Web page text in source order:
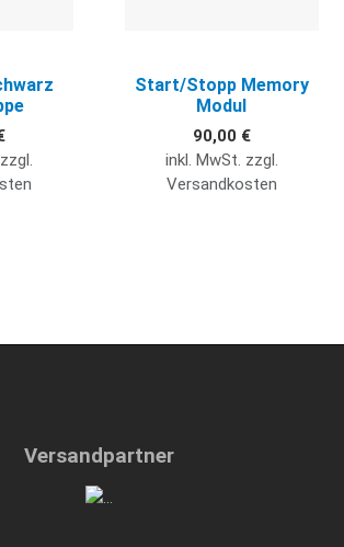
Start/Stopp Memory
Modul
90,00 €
inkl. MwSt. zzgl.
Versandkosten
Versandpartner